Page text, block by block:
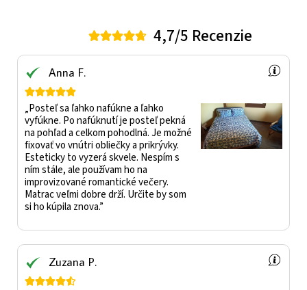
 4,7/5 Recenzie
Anna F.

„Posteľ sa ľahko nafúkne a ľahko
vyfúkne. Po nafúknutí je posteľ pekná
na pohľad a celkom pohodlná. Je možné
fixovať vo vnútri obliečky a prikrývky.
Esteticky to vyzerá skvele. Nespím s
ním stále, ale používam ho na
improvizované romantické večery.
Matrac veľmi dobre drží. Určite by som
si ho kúpila znova.”
Zuzana P.
